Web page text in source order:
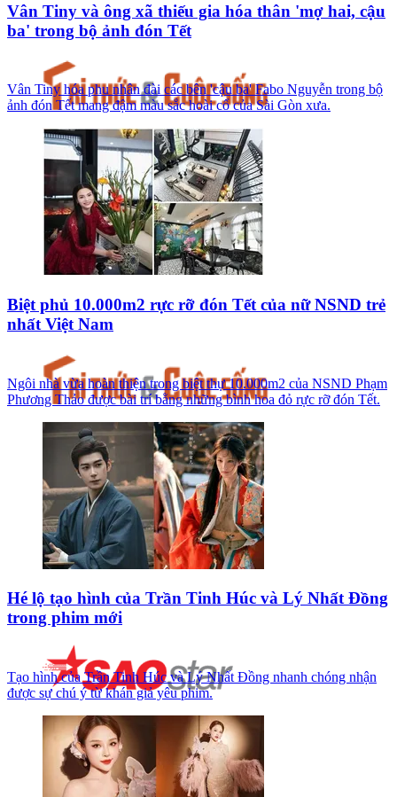
Vân Tiny và ông xã thiếu gia hóa thân 'mợ hai, cậu
ba' trong bộ ảnh đón Tết
Vân Tiny hóa phu nhân đài các bên 'cậu ba' Fabo Nguyễn trong bộ
ảnh đón Tết mang đậm màu sắc hoài cổ của Sài Gòn xưa.
Biệt phủ 10.000m2 rực rỡ đón Tết của nữ NSND trẻ
nhất Việt Nam
Ngôi nhà vừa hoàn thiện trong biệt thự 10.000m2 của NSND Phạm
Phương Thảo được bài trí bằng những bình hoa đỏ rực rỡ đón Tết.
Hé lộ tạo hình của Trần Tinh Húc và Lý Nhất Đồng
trong phim mới
Tạo hình của Trần Tinh Húc và Lý Nhất Đồng nhanh chóng nhận
được sự chú ý từ khán giả yêu phim.